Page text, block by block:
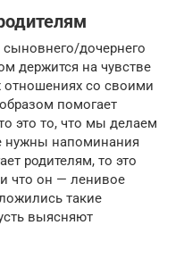
сыновнего/дочернего
держится на чувстве
со своими
помогает
это то, что мы делаем
нужны напоминания
родителям, то это
что он — ленивое
такие
выясняют